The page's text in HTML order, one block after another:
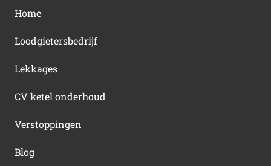
Home
Loodgietersbedrijf
Lekkages
CV ketel onderhoud
Verstoppingen
Blog